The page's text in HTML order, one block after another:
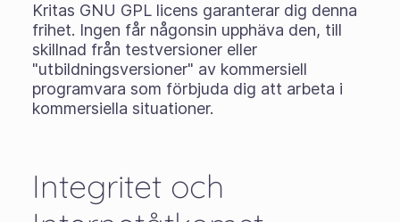
Kritas GNU GPL licens garanterar dig denna
frihet. Ingen får någonsin upphäva den, till
skillnad från testversioner eller
"utbildningsversioner" av kommersiell
programvara som förbjuda dig att arbeta i
kommersiella situationer.
Integritet och